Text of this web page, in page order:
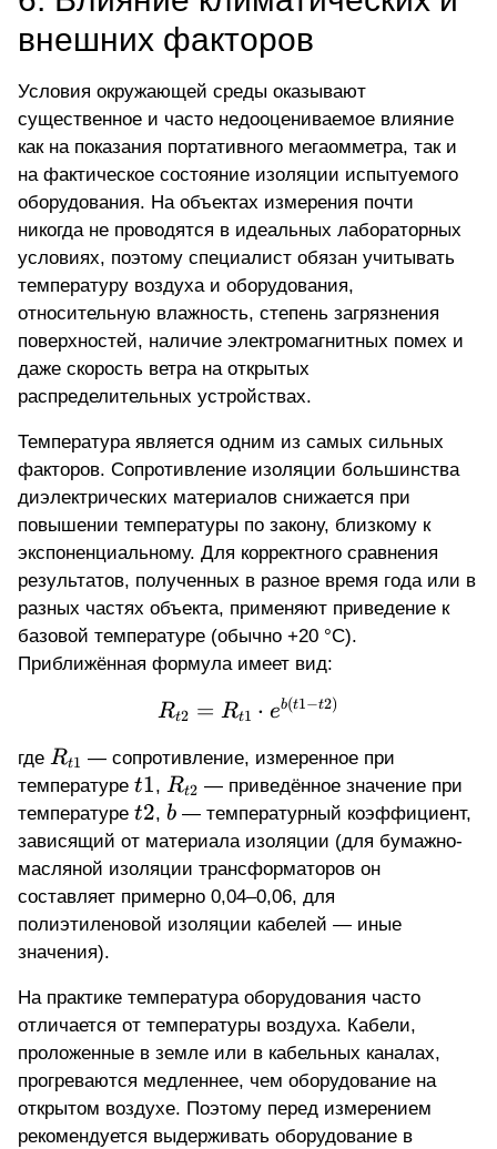
внешних факторов
Условия окружающей среды оказывают
существенное и часто недооцениваемое влияние
как на показания портативного мегаомметра, так и
на фактическое состояние изоляции испытуемого
оборудования. На объектах измерения почти
никогда не проводятся в идеальных лабораторных
условиях, поэтому специалист обязан учитывать
температуру воздуха и оборудования,
относительную влажность, степень загрязнения
поверхностей, наличие электромагнитных помех и
даже скорость ветра на открытых
распределительных устройствах.
Температура является одним из самых сильных
факторов. Сопротивление изоляции большинства
диэлектрических материалов снижается при
повышении температуры по закону, близкому к
экспоненциальному. Для корректного сравнения
результатов, полученных в разное время года или в
разных частях объекта, применяют приведение к
базовой температуре (обычно +20 °C).
Приближённая формула имеет вид:
R_{t2} = R_{t1} \cdot
Rt2 = Rt1 ⋅ eb(t1−t2)
где R_{t1}
Rt1 — сопротивление, измеренное при
температуре t1
t1, R_{t2}
Rt2 — приведённое значение при
температуре t2
t2, b
b — температурный коэффициент,
зависящий от материала изоляции (для бумажно-
масляной изоляции трансформаторов он
составляет примерно 0,04–0,06, для
полиэтиленовой изоляции кабелей — иные
значения).
На практике температура оборудования часто
отличается от температуры воздуха. Кабели,
проложенные в земле или в кабельных каналах,
прогреваются медленнее, чем оборудование на
открытом воздухе. Поэтому перед измерением
рекомендуется выдерживать оборудование в